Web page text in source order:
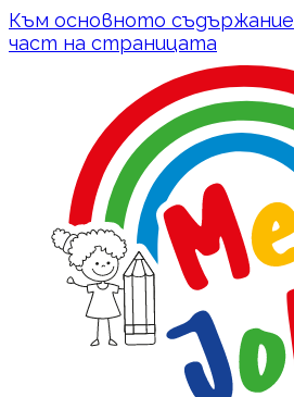
Към основното съдържание
част на страницата